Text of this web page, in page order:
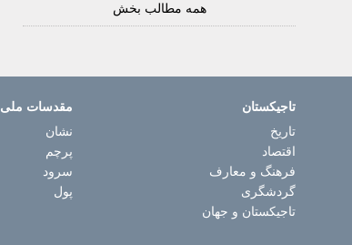
همه مطالب بخش
تاجیکستان
تاریخ
اقتصاد
فرهنگ و معارف
گردشگری
تاجیکستان و جهان
مقدسات ملی
نشان
پرچم
سرود
پول